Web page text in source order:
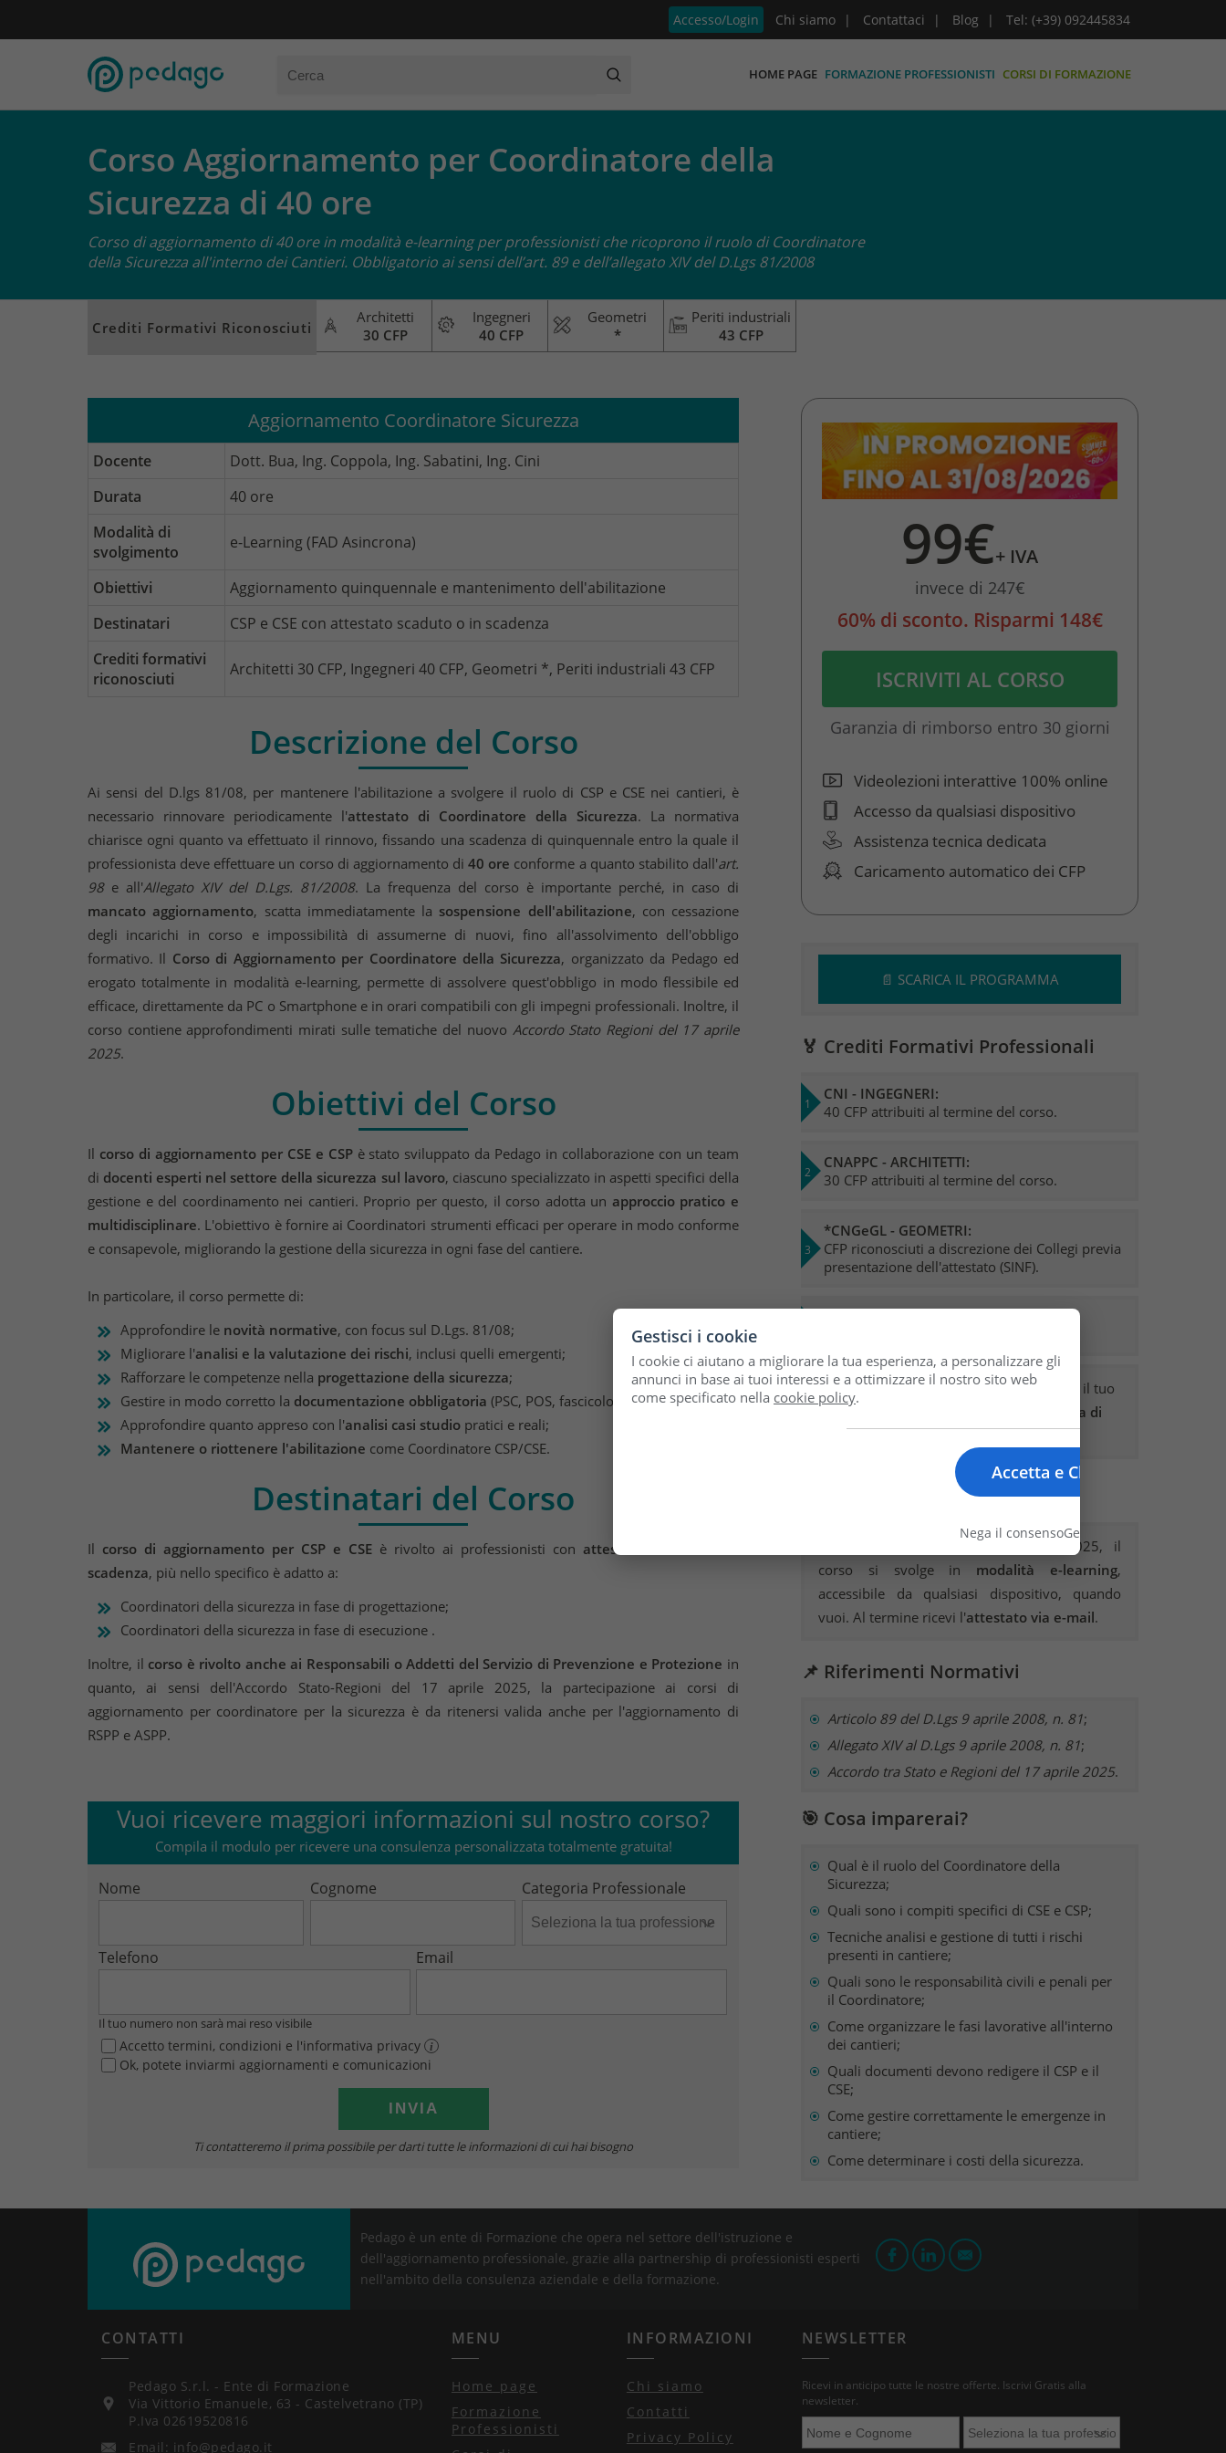
Accesso/Login Chi siamo Contattaci Blog Tel: (+39) 092445834
HOME PAGE FORMAZIONE PROFESSIONISTI CORSI DI FORMAZIONE
Corso Aggiornamento per Coordinatore della
Sicurezza di 40 ore
Corso di aggiornamento di 40 ore in modalità e-learning per professionisti che ricoprono il ruolo di Coordinatore
della Sicurezza all'interno dei Cantieri. Obbligatorio ai sensi dell’art. 89 e dell’allegato XIV del D.Lgs 81/2008
Crediti Formativi Riconosciuti
Architetti
30 CFP
Ingegneri
40 CFP
Geometri
*
Periti industriali
43 CFP
Aggiornamento Coordinatore Sicurezza
Docente
Dott. Bua, Ing. Coppola, Ing. Sabatini, Ing. Cini
Durata
40 ore
Modalità di
svolgimento
e-Learning (FAD Asincrona)
Obiettivi
Aggiornamento quinquennale e mantenimento dell'abilitazione
Destinatari
CSP e CSE con attestato scaduto o in scadenza
Crediti formativi
riconosciuti
Architetti 30 CFP, Ingegneri 40 CFP, Geometri *, Periti industriali 43 CFP
Descrizione del Corso
Ai sensi del D.lgs 81/08, per mantenere l'abilitazione a svolgere il ruolo di CSP e CSE nei cantieri, è
necessario rinnovare periodicamente l'attestato di Coordinatore della Sicurezza. La normativa
chiarisce ogni quanto va effettuato il rinnovo, fissando una scadenza di quinquennale entro la quale il
professionista deve effettuare un corso di aggiornamento di40 ore conforme a quanto stabilito dall'art.
98e all'Allegato XIV del D.Lgs. 81/2008. La frequenza del corso è importante perché, in caso di
mancato aggiornamento, scatta immediatamente la sospensione dell'abilitazione, con cessazione
degli incarichi in corso e impossibilità di assumerne di nuovi, fino all'assolvimento dell'obbligo
formativo. Il Corso di Aggiornamento per Coordinatore della Sicurezza, organizzato da Pedago ed
erogato totalmente in modalità e-learning, permette di assolvere quest'obbligo in modo flessibile ed
efficace, direttamente da PC o Smartphone e in orari compatibili con gli impegni professionali. Inoltre, il
corso contiene approfondimenti mirati sulle tematiche del nuovo Accordo Stato Regioni del 17 aprile
2025.
Obiettivi del Corso
Il corso di aggiornamento per CSE e CSPè stato sviluppato da Pedago in collaborazione con un team
di docenti esperti nel settore della sicurezza sul lavoro, ciascuno specializzato in aspetti specifici della
gestione e del coordinamento nei cantieri. Proprio per questo, il corso adotta un approccio pratico e
multidisciplinare. L'obiettivo è fornire ai Coordinatori strumenti efficaci per operare in modo conforme
e consapevole, migliorando la gestione della sicurezza in ogni fase del cantiere.
In particolare, il corso permette di:
Approfondire le novità normative, con focus sul D.Lgs. 81/08;
Migliorare l'analisi e la valutazione dei rischi, inclusi quelli emergenti;
Rafforzare le competenze nella progettazione della sicurezza;
Gestire in modo corretto la documentazione obbligatoria (PSC, POS, fascicolo tecnico);
Approfondire quanto appreso con l'analisi casi studio pratici e reali;
Mantenere o riottenere l'abilitazione come Coordinatore CSP/CSE.
Destinatari del Corso
Il corso di aggiornamento per CSP e CSE è rivolto ai professionisti con attestato scaduto
scadenza, più nello specifico è adatto a:
Coordinatori della sicurezza in fase di progettazione;
Coordinatori della sicurezza in fase di esecuzione .
Inoltre, il corso è rivolto anche ai Responsabili o Addetti del Servizio di Prevenzione e Protezione in
quanto, ai sensi dell'Accordo Stato-Regioni del 17 aprile 2025, la partecipazione ai corsi di
aggiornamento per coordinatore per la sicurezza è da ritenersi valida anche per l'aggiornamento di
RSPP e ASPP.
Vuoi ricevere maggiori informazioni sul nostro corso?
Compila il modulo per ricevere una consulenza personalizzata totalmente gratuita!
Nome Cognome Categoria Professionale
Telefono
Il tuo numero non sarà mai reso visibile
Email
Accetto termini, condizioni e l'informativa privacy i
Ok, potete inviarmi aggiornamenti e comunicazioni
Ti contatteremo il prima possibile per darti tutte le informazioni di cui hai bisogno
99€+ IVA
invece di 247€
60% di sconto. Risparmi 148€
ISCRIVITI AL CORSO
Garanzia di rimborso entro 30 giorni
Videolezioni interattive 100% online
Accesso da qualsiasi dispositivo
Assistenza tecnica dedicata
Caricamento automatico dei CFP
📄 SCARICA IL PROGRAMMA
🏅 Crediti Formativi Professionali
CNI - INGEGNERI:
40 CFP attribuiti al termine del corso.
CNAPPC - ARCHITETTI:
30 CFP attribuiti al termine del corso.
*CNGeGL - GEOMETRI:
CFP riconosciuti a discrezione dei Collegi previa
presentazione dell'attestato (SINF).
Carichiamo noi iCrediti Formativipresso il tuo
Ordine
data di
💻 Modalità di svolgimento
Ai sensi dell'Accordo Stato-Regioni 2025, il
corso si svolge in modalità e-learning,
accessibile da qualsiasi dispositivo, quando
vuoi. Al termine ricevi l'attestato via e-mail.
📌 Riferimenti Normativi
Articolo 89 del D.Lgs 9 aprile 2008, n. 81;
Allegato XIV al D.Lgs 9 aprile 2008, n. 81;
Accordo tra Stato e Regioni del 17 aprile 2025.
🎯 Cosa imparerai?
Qual è il ruolo del Coordinatore della
Sicurezza;
Quali sono i compiti specifici di CSE e CSP;
Tecniche analisi e gestione di tutti i rischi
presenti in cantiere;
Quali sono le responsabilità civili e penali per
il Coordinatore;
Come organizzare le fasi lavorative all'interno
dei cantieri;
Quali documenti devono redigere il CSP e il
CSE;
Come gestire correttamente le emergenze in
cantiere;
Come determinare i costi della sicurezza.
Pedago è un ente di Formazione che opera nel settore dell'istruzione e
dell'aggiornamento professionale, grazie alla partnership di professionisti esperti
nell'ambito della consulenza aziendale e della formazione.
CONTATTI
Pedago S.r.l. - Ente di Formazione
Via Vittorio Emanuele, 63 - Castelvetrano (TP)
P.Iva 02619520816
Email: info@pedago.it
MENU
Home page
Formazione
Professionisti
INFORMAZIONI
Chi siamo
Contatti
Privacy Policy
NEWSLETTER
Ricevi in anticipo tutte le nostre offerte. Iscrivi Gratis alla
newsletter.
Gestisci i cookie
I cookie ci aiutano a migliorare la tua esperienza, a personalizzare gli
annunci in base ai tuoi interessi e a ottimizzare il nostro sito web
come specificato nella cookie policy.
Accetta e Chiudi
Nega il consensoGestisci le opzioni